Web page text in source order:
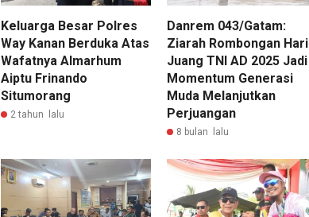
Keluarga Besar Polres
Way Kanan Berduka Atas
Wafatnya Almarhum
Aiptu Frinando
Situmorang
2 tahun lalu
Danrem 043/Gatam:
Ziarah Rombongan Hari
Juang TNI AD 2025 Jadi
Momentum Generasi
Muda Melanjutkan
Perjuangan
8 bulan lalu